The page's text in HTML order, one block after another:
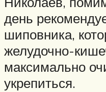
день
шиповника,
желудочно-
максимально
укрепиться.